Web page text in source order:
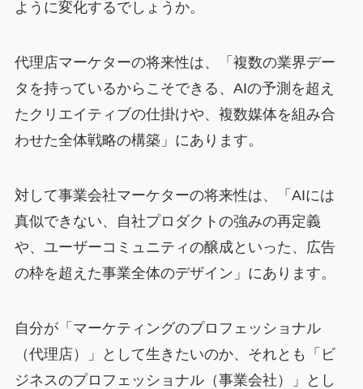
ように変化するでしょうか。
代理店マーケターの将来性は、「複数の業界デー
タを持っているからこそできる、AIの予測を超え
たクリエイティブの仕掛けや、複数媒体を組み合
わせた全体戦略の構築」にあります。
対して事業会社マーケターの将来性は、「AIには
真似できない、自社プロダクトの強みの再定義
や、ユーザーコミュニティの醸成といった、広告
の枠を超えた事業全体のデザイン」にあります。
自分が「マーケティングのプロフェッショナル
（代理店）」として生きたいのか、それとも「ビ
ジネスのプロフェッショナル（事業会社）」とし